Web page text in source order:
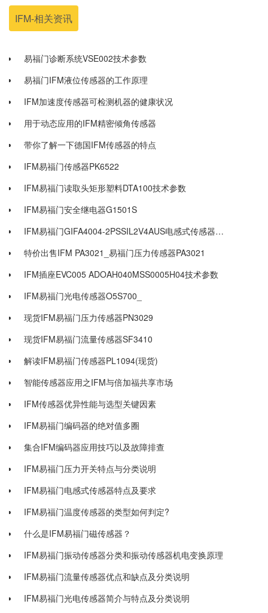
IFM-相关资讯
易福门诊断系统VSE002技术参数
易福门IFM液位传感器的工作原理
IFM加速度传感器可检测机器的健康状况
用于动态应用的IFM精密倾角传感器
带你了解一下德国IFM传感器的特点
IFM易福门传感器PK6522
IFM易福门读取头矩形塑料DTA100技术参数
IFM易福门安全继电器G1501S
IFM易福门GIFA4004-2PSSIL2V4AUS电感式传感器GF711S
特价出售IFM PA3021_易福门压力传感器PA3021
IFM插座EVC005 ADOAH040MSS0005H04技术参数
IFM易福门光电传感器O5S700_
现货IFM易福门压力传感器PN3029
现货IFM易福门流量传感器SF3410
解读IFM易福门传感器PL1094(现货)
智能传感器应用之IFM与倍加福共享市场
IFM传感器优异性能与选型关键因素
IFM易福门编码器的绝对值多圈
集合IFM编码器应用技巧以及故障排查
IFM易福门压力开关特点与分类说明
IFM易福门电感式传感器特点及要求
IFM易福门温度传感器的类型如何判定?
什么是IFM易福门磁传感器？
IFM易福门振动传感器分类和振动传感器机电变换原理
IFM易福门流量传感器优点和缺点及分类说明
IFM易福门光电传感器简介与特点及分类说明